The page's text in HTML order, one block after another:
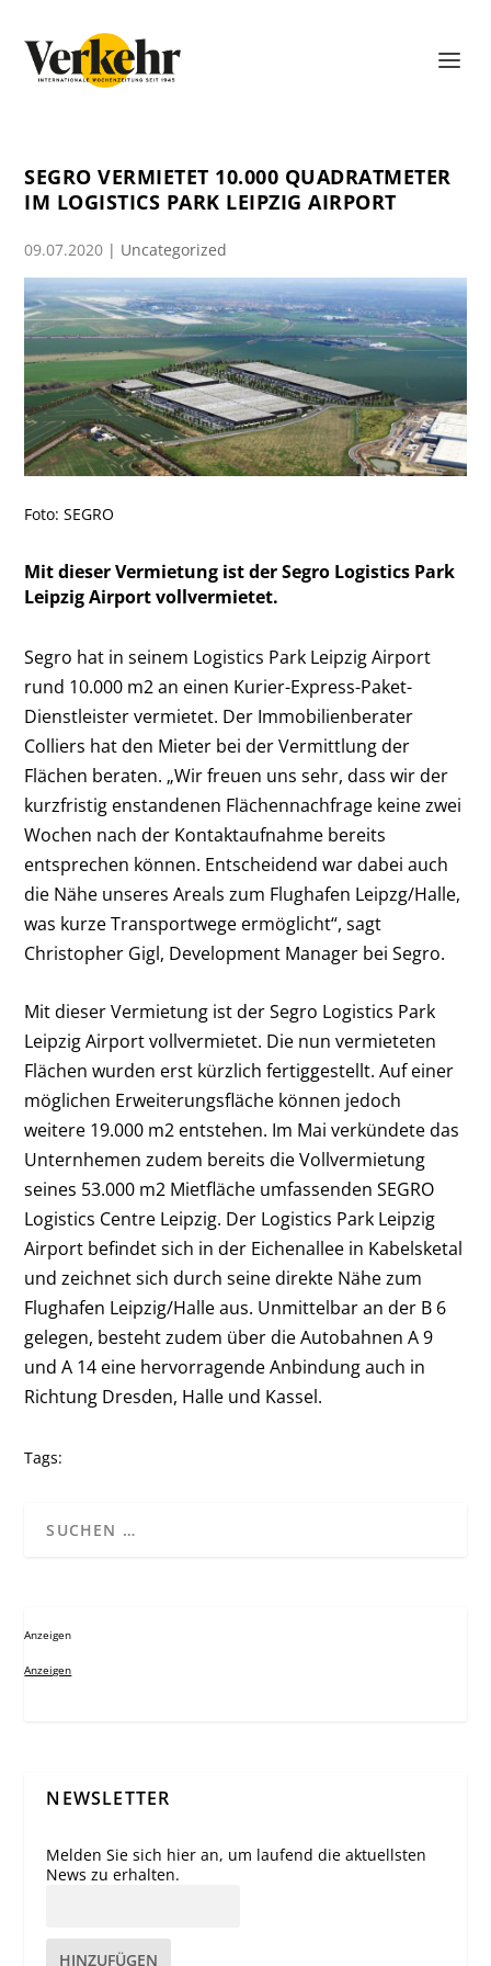
SEGRO VERMIETET 10.000 QUADRATMETER
IM LOGISTICS PARK LEIPZIG AIRPORT
09.07.2020 | Uncategorized
Foto: SEGRO
Mit dieser Vermietung ist der Segro Logistics Park
Leipzig Airport vollvermietet.
Segro hat in seinem Logistics Park Leipzig Airport
rund 10.000 m2an einen Kurier-Express-Paket-
Dienstleister vermietet. Der Immobilienberater
Colliers hat den Mieter bei der Vermittlung der
Flächen beraten. „Wir freuen uns sehr, dass wir der
kurzfristig enstandenen Flächennachfrage keine zwei
Wochen nach der Kontaktaufnahme bereits
entsprechen können. Entscheidend war dabei auch
die Nähe unseres Areals zum Flughafen Leipzg/Halle,
was kurze Transportwege ermöglicht“, sagt
Christopher Gigl, Development Manager bei Segro.
Mit dieser Vermietung ist der Segro Logistics Park
Leipzig Airport vollvermietet. Die nun vermieteten
Flächen wurden erst kürzlich fertiggestellt. Auf einer
möglichen Erweiterungsfläche können jedoch
weitere 19.000 m2 entstehen. Im Mai verkündete das
Unternhemen zudem bereits die Vollvermietung
seines 53.000 m2 Mietfläche umfassenden SEGRO
Logistics Centre Leipzig. Der Logistics Park Leipzig
Airport befindet sich in der Eichenallee in Kabelsketal
und zeichnet sich durch seine direkte Nähe zum
Flughafen Leipzig/Halle aus. Unmittelbar an der B 6
gelegen, besteht zudem über die Autobahnen A 9
und A 14 eine hervorragende Anbindung auch in
Richtung Dresden, Halle und Kassel.
Tags:
Anzeigen
Anzeigen
NEWSLETTER
Melden Sie sich hier an, um laufend die aktuellsten
News zu erhalten.
HINZUFÜGEN